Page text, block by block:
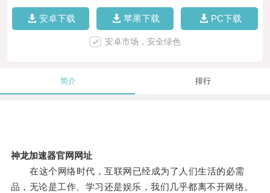
安卓下载 苹果下载 PC下载
安卓市场，安全绿色
简介 排行
神龙加速器官网网址
在这个网络时代，互联网已经成为了人们生活的必需
品，无论是工作、学习还是娱乐，我们几乎都离不开网络。